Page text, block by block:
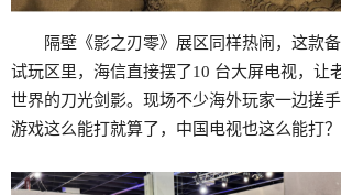
隔壁《影之刃零》展区同样热闹，这款
试玩区里，海信直接摆了10 台大屏电视，让
世界的刀光剑影。现场不少海外玩家一边搓
游戏这么能打就算了，中国电视也这么能打